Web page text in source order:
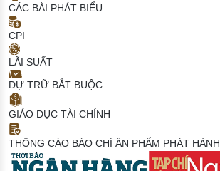
CÁC BÀI PHÁT BIỂU
CPI
LÃI SUẤT
DỰ TRỮ BẮT BUỘC
GIÁO DỤC TÀI CHÍNH
THÔNG CÁO BÁO CHÍ ẤN PHẨM PHÁT HÀNH